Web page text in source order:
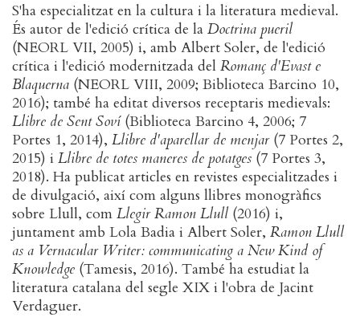
S'ha especialitzat en la cultura i la literatura medieval.
És autor de l'edició crítica de la Doctrina pueril
(NEORL VII, 2005) i, amb Albert Soler, de l'edició
crítica i l'edició modernitzada del Romanç d'Evast e
Blaquerna (NEORL VIII, 2009; Biblioteca Barcino 10,
2016); també ha editat diversos receptaris medievals:
Llibre de Sent Soví(Biblioteca Barcino 4, 2006; 7
Portes 1, 2014), Llibre d'aparellar de menjar(7 Portes 2,
2015) i Llibre de totes maneres de potatges (7 Portes 3,
2018). Ha publicat articles en revistes especialitzades i
de divulgació, així com alguns llibres monogràfics
sobre Llull, com Llegir Ramon Llull(2016) i,
juntament amb Lola Badia i Albert Soler, Ramon Llull
as a Vernacular Writer: communicating a New Kind of
Knowledge (Tamesis, 2016). També ha estudiat la
literatura catalana del segle XIX i l'obra de Jacint
Verdaguer.